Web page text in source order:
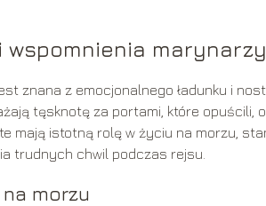
wspomnienia marynarzy
znana z emocjonalnego ładunku i
tęsknotę za portami, które opuścili,
mają istotną rolę w życiu na morzu,
trudnych chwil podczas rejsu.
morzu